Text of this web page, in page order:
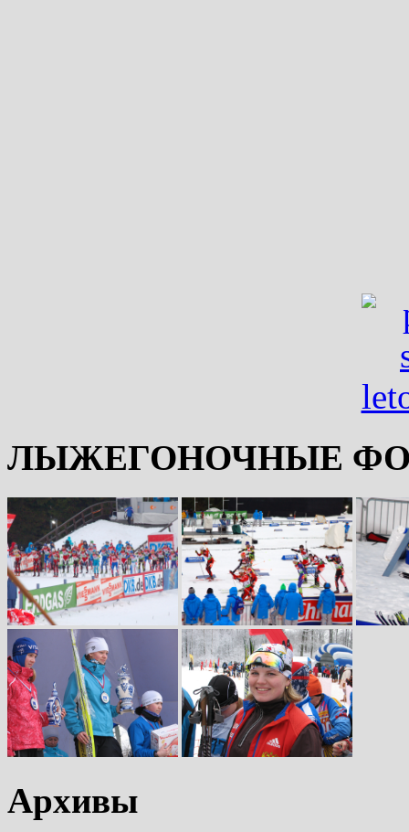
ЛЫЖЕГОНОЧНЫЕ
Архивы